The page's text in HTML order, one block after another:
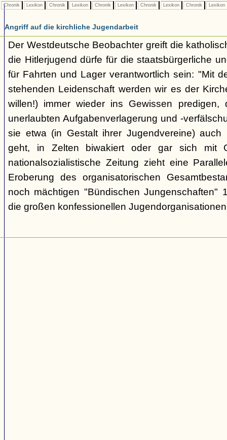
Chronik Lexikon Chronik Lexikon Chronik Lexikon Chronik Lexikon Chronik Lexikon
Angriff auf die kirchliche Jugendarbeit
Der Westdeutsche Beobachter greift die
die Hitlerjugend dürfe für die staatsbürgerliche
für Fahrten und Lager verantwortlich sein: "Mit
stehenden Leidenschaft werden wir es der
willen!) immer wieder ins Gewissen
unerlaubten Aufgabenverlagerung und -
sie etwa (in Gestalt ihrer Jugendvereine) auch
geht, in Zelten biwakiert oder gar sich mit
nationalsozialistische Zeitung zieht eine
Eroberung des organisatorischen
noch mächtigen "Bündischen Jungenschaften"
die großen konfessionellen